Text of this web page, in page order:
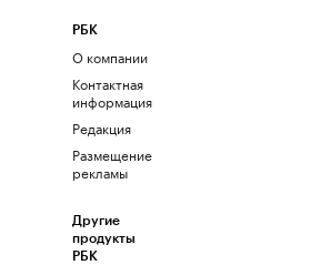
РБК
О компании
Контактная
информация
Редакция
Размещение
рекламы
Другие
продукты
РБК